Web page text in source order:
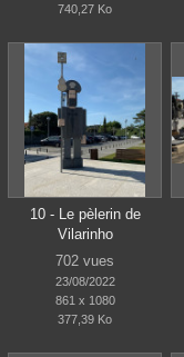
740,27 Ko
10 - Le pèlerin de
Vilarinho
702 vues
23/08/2022
861 x 1080
377,39 Ko